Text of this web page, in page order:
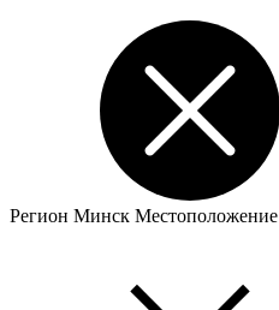
Регион Минск Местоположение